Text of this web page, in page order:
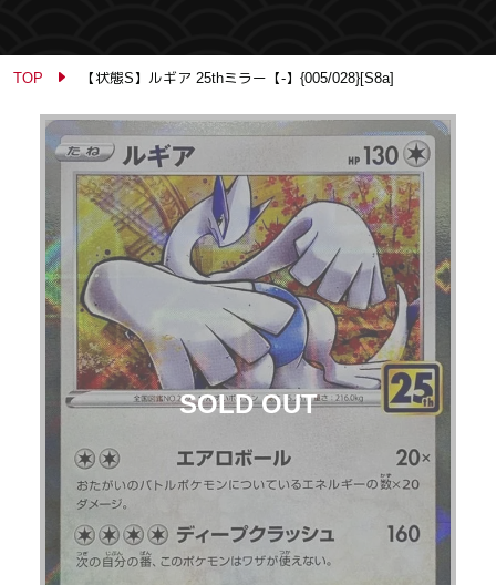
TOP 【状態S】ルギア 25thミラー【-】{005/028}[S8a]